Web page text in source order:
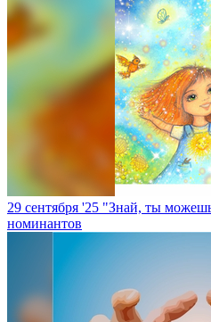
29 сентября '25 "Знай, ты
номинантов